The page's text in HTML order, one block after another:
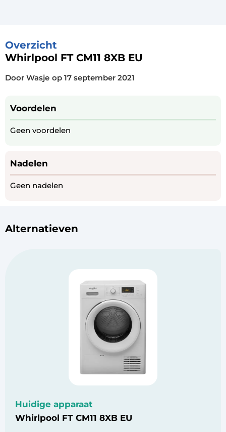
Overzicht
Whirlpool FT CM11 8XB EU
Door Wasje op 17 september 2021
Voordelen
Geen voordelen
Nadelen
Geen nadelen
Alternatieven
Huidige apparaat
Whirlpool FT CM11 8XB EU